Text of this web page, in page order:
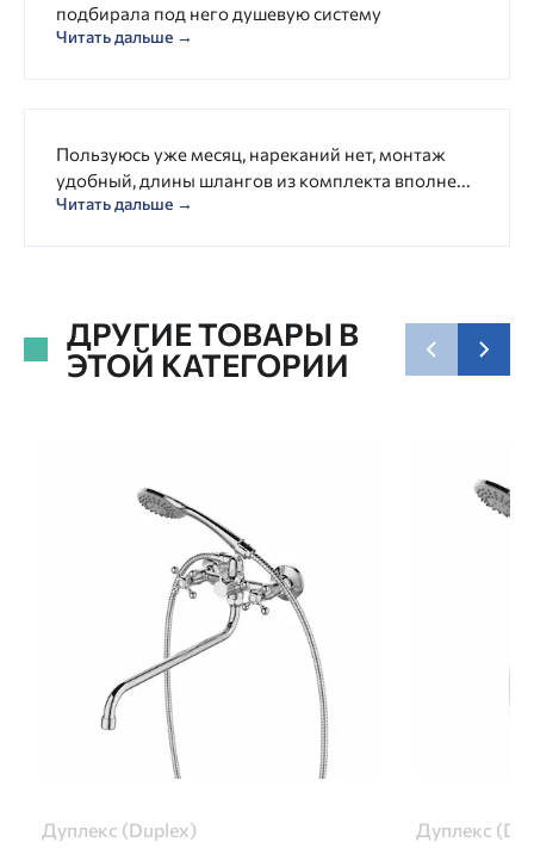
подбирала под него душевую систему
Читать дальше →
Пользуюсь уже месяц, нареканий нет, монтаж
удобный, длины шлангов из комплекта вполне...
Читать дальше →
ДРУГИЕ ТОВАРЫ В
ЭТОЙ КАТЕГОРИИ
Дуплекс (Duplex) Дуплекс